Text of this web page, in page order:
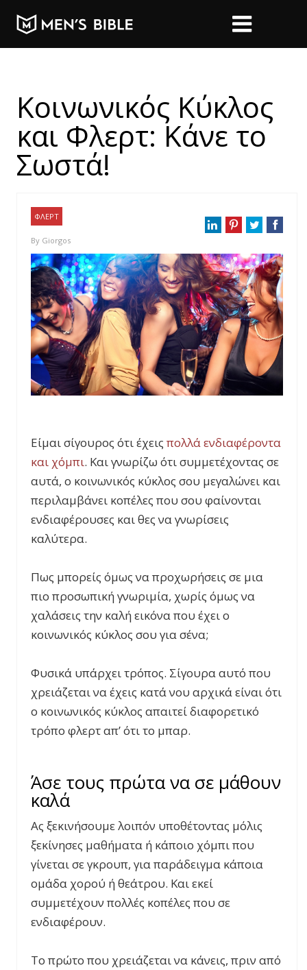
Κοινωνικός Κύκλος
και Φλερτ: Κάνε το
Σωστά!
ΦΛΕΡΤ
By Giorgos
Είμαι σίγουρος ότι έχεις πολλά ενδιαφέροντα
και χόμπι. Και γνωρίζω ότι συμμετέχοντας σε
αυτά, ο κοινωνικός κύκλος σου μεγαλώνει και
περιλαμβάνει κοπέλες που σου φαίνονται
ενδιαφέρουσες και θες να γνωρίσεις
καλύτερα.
Πως μπορείς όμως να προχωρήσεις σε μια
πιο προσωπική γνωριμία, χωρίς όμως να
χαλάσεις την καλή εικόνα που έχει ο
κοινωνικός κύκλος σου για σένα;
Φυσικά υπάρχει τρόπος. Σίγουρα αυτό που
χρειάζεται να έχεις κατά νου αρχικά είναι ότι
o κοινωνικός κύκλος απαιτεί διαφορετικό
τρόπο φλερτ απ’ ότι το μπαρ.
Άσε τους πρώτα να σε μάθουν
καλά
Ας ξεκινήσουμε λοιπόν υποθέτοντας μόλις
ξεκίνησες μαθήματα ή κάποιο χόμπι που
γίνεται σε γκρουπ, για παράδειγμα κάποια
ομάδα χορού ή θεάτρου. Και εκεί
συμμετέχουν πολλές κοπέλες που σε
ενδιαφέρουν.
Το πρώτο που χρειάζεται να κάνεις, πριν από